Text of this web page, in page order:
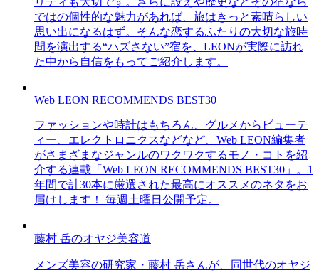
ではの個性的な魅力があれば、旅はきっと素晴らしい
思い出になるはず。そんな恋するふたりの大切な旅時
間を演出する“ハズさない”宿を、LEONが実際に訪れ
た中から自信をもってご紹介します。
Web LEON RECOMMENDS BEST30
ファッションや時計はもちろん、グルメからビューテ
ィー、エレクトロニクスなどなど、Web LEON編集者
がさまざまなジャンルのワクワクするモノ・コトを紹
介する連載「Web LEON RECOMMENDS BEST30」。1
年間で計30本に厳選された最高にオススメのネタをお
届けします！ 毎週土曜日公開予定。
藤村 岳のオヤジ美容道
メンズ美容の研究家・藤村 岳さんが、同世代のオヤジ